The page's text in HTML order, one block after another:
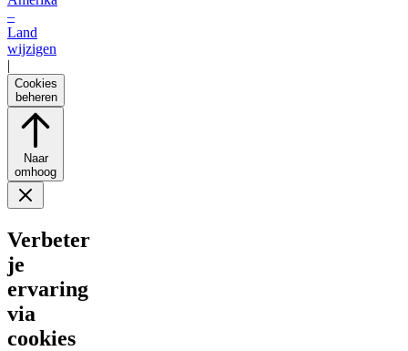
–
Land
wijzigen
|
Cookies
beheren
Naar
omhoog
Verbeter
je
ervaring
via
cookies